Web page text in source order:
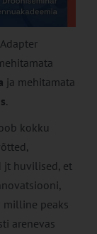
ja mehitamata
.
kokku
jt huvilised, et
peaks
arenevas